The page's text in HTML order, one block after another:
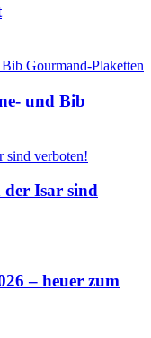
und Bib
der Isar sind
– heuer zum